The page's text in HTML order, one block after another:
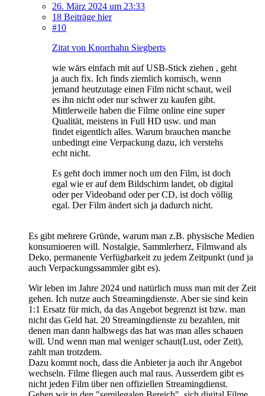
26. März 2024 um 23:33
18 Beiträge hier
#10
Zitat von Knorrhahn Siegberts
wie wärs einfach mit auf USB-Stick ziehen , geht
ja auch fix. Ich finds ziemlich komisch, wenn
jemand heutzutage einen Film nicht schaut, weil
es ihn nicht oder nur schwer zu kaufen gibt.
Mittlerweile haben die Filme online eine super
Qualität, meistens in Full HD usw. und man
findet eigentlich alles. Warum brauchen manche
unbedingt eine Verpackung dazu, ich verstehs
echt nicht.
Es geht doch immer noch um den Film, ist doch
egal wie er auf dem Bildschirm landet, ob digital
oder per Videoband oder per CD, ist doch völlig
egal. Der Film ändert sich ja dadurch nicht.
Es gibt mehrere Gründe, warum man z.B. physische Medien
konsumioeren will. Nostalgie, Sammlerherz, Filmwand als
Deko, permanente Verfügbarkeit zu jedem Zeitpunkt (und ja
auch Verpackungssammler gibt es).
Wir leben im Jahre 2024 und natürlich muss man mit der Zeit
gehen. Ich nutze auch Streamingdienste. Aber sie sind kein
1:1 Ersatz für mich, da das Angebot begrenzt ist bzw. man
nicht das Geld hat. 20 Streamingdienste zu bezahlen, mit
denen man dann halbwegs das hat was man alles schauen
will. Und wenn man mal weniger schaut(Lust, oder Zeit),
zahlt man trotzdem.
Dazu kommt noch, dass die Anbieter ja auch ihr Angebot
wechseln. Filme fliegen auch mal raus. Ausserdem gibt es
nicht jeden Film über nen offiziellen Streamingdienst.